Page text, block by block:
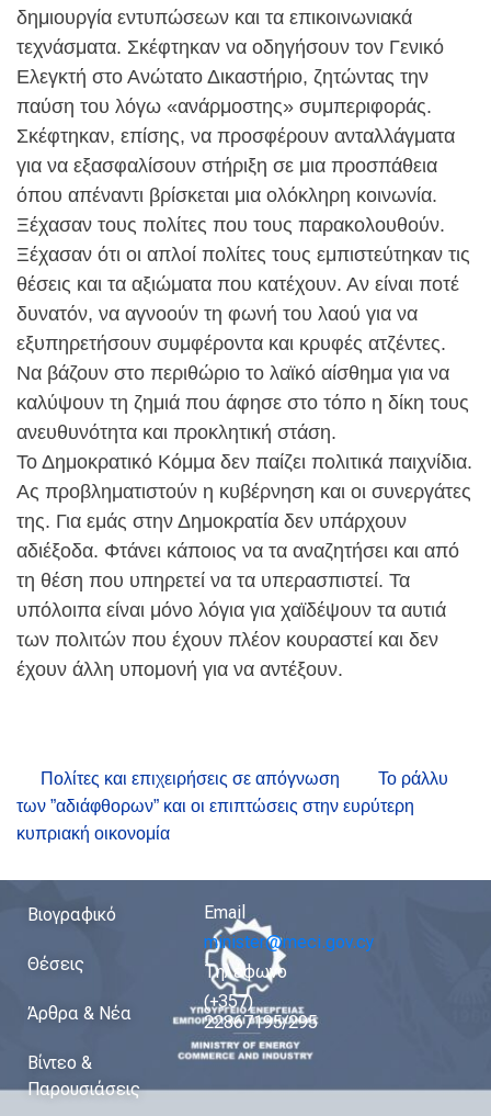
δημιουργία εντυπώσεων και τα επικοινωνιακά
τεχνάσματα. Σκέφτηκαν να οδηγήσουν τον Γενικό
Ελεγκτή στο Ανώτατο Δικαστήριο, ζητώντας την
παύση του λόγω «ανάρμοστης» συμπεριφοράς.
Σκέφτηκαν, επίσης, να προσφέρουν ανταλλάγματα
για να εξασφαλίσουν στήριξη σε μια προσπάθεια
όπου απέναντι βρίσκεται μια ολόκληρη κοινωνία.
Ξέχασαν τους πολίτες που τους παρακολουθούν.
Ξέχασαν ότι οι απλοί πολίτες τους εμπιστεύτηκαν τις
θέσεις και τα αξιώματα που κατέχουν. Αν είναι ποτέ
δυνατόν, να αγνοούν τη φωνή του λαού για να
εξυπηρετήσουν συμφέροντα και κρυφές ατζέντες.
Να βάζουν στο περιθώριο το λαϊκό αίσθημα για να
καλύψουν τη ζημιά που άφησε στο τόπο η δίκη τους
ανευθυνότητα και προκλητική στάση.
Το Δημοκρατικό Κόμμα δεν παίζει πολιτικά παιχνίδια.
Ας προβληματιστούν η κυβέρνηση και οι συνεργάτες
της. Για εμάς στην Δημοκρατία δεν υπάρχουν
αδιέξοδα. Φτάνει κάποιος να τα αναζητήσει και από
τη θέση που υπηρετεί να τα υπερασπιστεί. Τα
υπόλοιπα είναι μόνο λόγια για χαϊδέψουν τα αυτιά
των πολιτών που έχουν πλέον κουραστεί και δεν
έχουν άλλη υπομονή για να αντέξουν.
Πολίτες και επιχειρήσεις σε απόγνωση
Το ράλλυ
των ”αδιάφθορων” και οι επιπτώσεις στην ευρύτερη
κυπριακή οικονομία
Βιογραφικό
Θέσεις
Άρθρα & Νέα
Βίντεο &
Παρουσιάσεις
Email
minister@meci.gov.cy
Τηλέφωνο
(+357)
22867195/295